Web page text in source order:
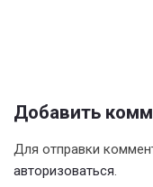
Добавить
Для отправки
авторизоваться.